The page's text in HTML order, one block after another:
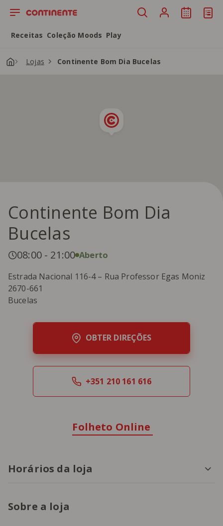
Saltar para o conteúdo principal
Receitas Coleção Moods Play
Lojas Continente Bom Dia Bucelas
Continente Bom Dia
Bucelas
08:00 - 21:00 Aberto
Estrada Nacional 116-4 – Rua Professor Egas Moniz
2670-661
Bucelas
OBTER DIREÇÕES
+351 210 161 616
Folheto Online
Horários da loja
Sobre a loja